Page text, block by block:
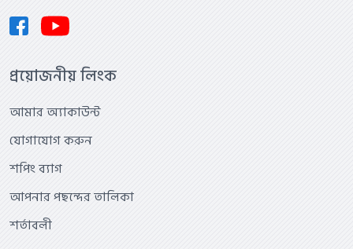
প্রয়োজনীয় লিংক
আমার অ্যাকাউন্ট
যোগাযোগ করুন
শপিং ব্যাগ
আপনার পছন্দের তালিকা
শর্তাবলী